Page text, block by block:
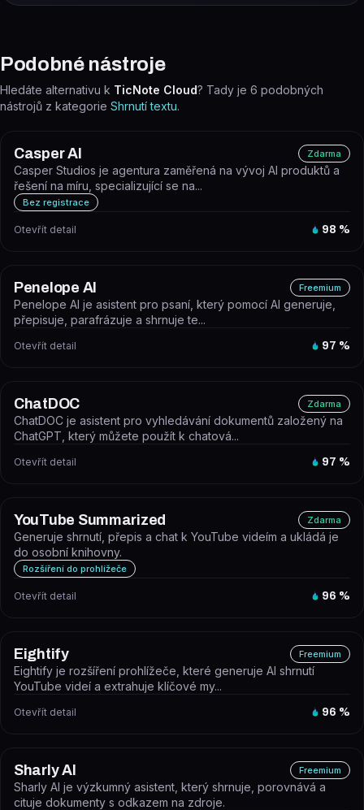
Podobné nástroje
Hledáte alternativu k TicNote Cloud? Tady je 6 podobných
nástrojů z kategorie Shrnutí textu.
Casper AI Zdarma
Casper Studios je agentura zaměřená na vývoj AI produktů a
řešení na míru, specializující se na...
Bez registrace
Otevřít detail 98 %
Penelope AI Freemium
Penelope AI je asistent pro psaní, který pomocí AI generuje,
přepisuje, parafrázuje a shrnuje te...
Otevřít detail 97 %
ChatDOC Zdarma
ChatDOC je asistent pro vyhledávání dokumentů založený na
ChatGPT, který můžete použít k chatová...
Otevřít detail 97 %
YouTube Summarized Zdarma
Generuje shrnutí, přepis a chat k YouTube videím a ukládá je
do osobní knihovny.
Rozšíření do prohlížeče
Otevřít detail 96 %
Eightify Freemium
Eightify je rozšíření prohlížeče, které generuje AI shrnutí
YouTube videí a extrahuje klíčové my...
Otevřít detail 96 %
Sharly AI Freemium
Sharly AI je výzkumný asistent, který shrnuje, porovnává a
cituje dokumenty s odkazem na zdroje.